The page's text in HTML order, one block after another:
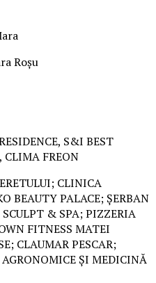
Roșu
S&I BEST
CLIMA FREON
CLINICA
BEAUTY PALACE; ȘERBAN
& SPA; PIZZERIA
FITNESS MATEI
CLAUMAR PESCAR;
ȘI MEDICINĂ